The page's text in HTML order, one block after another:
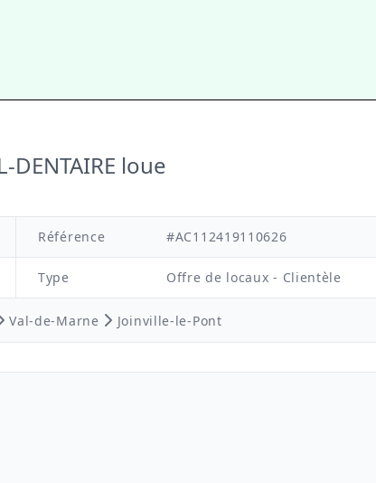
DENTAIRE loue
Référence #AC112419110626
Type Offre de locaux - Clientèle
Val-de-Marne Joinville-le-Pont